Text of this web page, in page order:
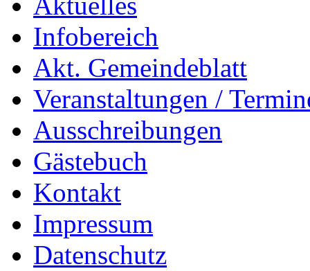
Infobereich
Akt. Gemeindeblatt
Veranstaltungen /
Ausschreibungen
Gästebuch
Kontakt
Impressum
Datenschutz